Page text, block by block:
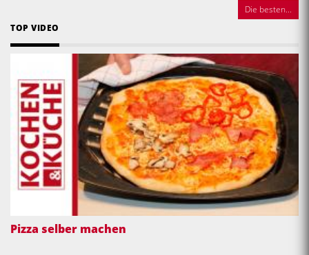
Die besten...
TOP VIDEO
Pizza selber machen